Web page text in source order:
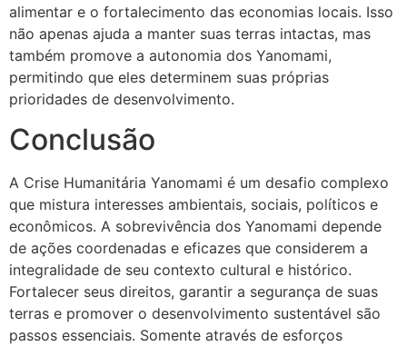
alimentar e o fortalecimento das economias locais. Isso
não apenas ajuda a manter suas terras intactas, mas
também promove a autonomia dos Yanomami,
permitindo que eles determinem suas próprias
prioridades de desenvolvimento.
Conclusão
A Crise Humanitária Yanomami é um desafio complexo
que mistura interesses ambientais, sociais, políticos e
econômicos. A sobrevivência dos Yanomami depende
de ações coordenadas e eficazes que considerem a
integralidade de seu contexto cultural e histórico.
Fortalecer seus direitos, garantir a segurança de suas
terras e promover o desenvolvimento sustentável são
passos essenciais. Somente através de esforços